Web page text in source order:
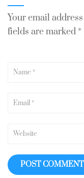
Your email
fields are marked *